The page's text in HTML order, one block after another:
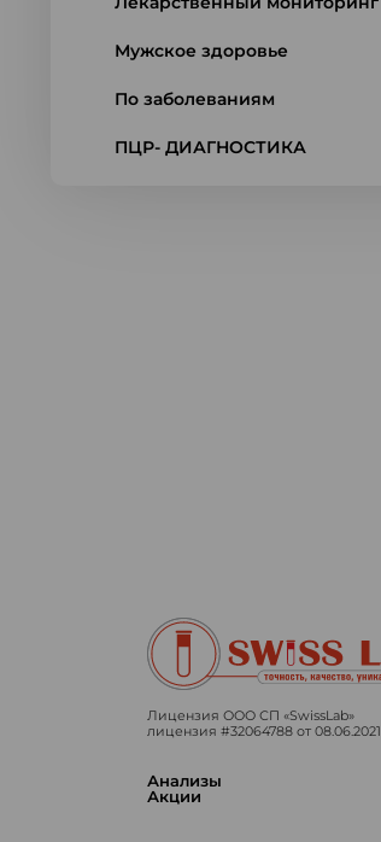
Мужское здоровье
По заболеваниям
ПЦР- ДИАГНОСТИКА
Лицензия ООО СП «SwissLab»
лицензия #32064788 от 08.06.2021
Анализы
Акции